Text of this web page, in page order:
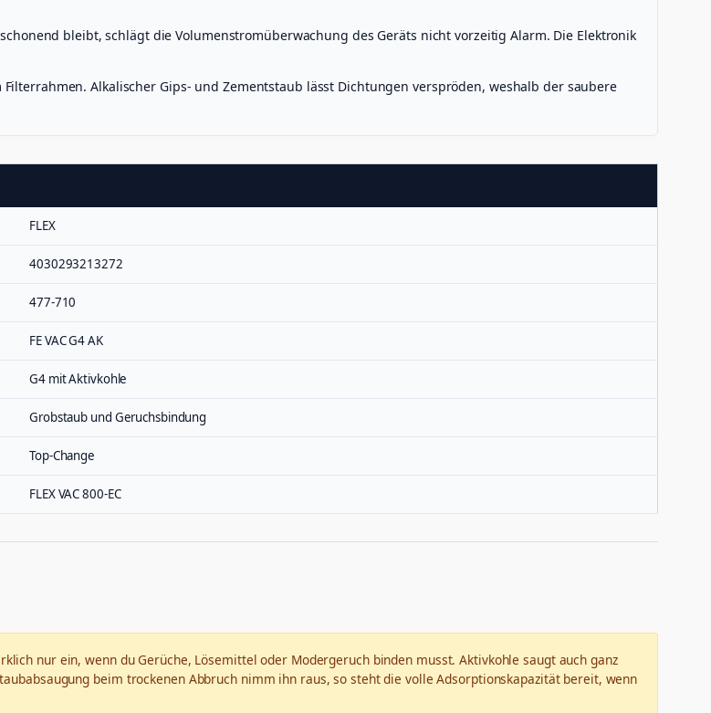
bleibt, schlägt die Volumenstromüberwachung des Geräts nicht vorzeitig Alarm. Die Elektronik
Alkalischer Gips- und Zementstaub lässt Dichtungen verspröden, weshalb der saubere
FLEX
4030293213272
477-710
FE VAC G4 AK
G4 mit Aktivkohle
Grobstaub und Geruchsbindung
Top-Change
FLEX VAC 800-EC
nur ein, wenn du Gerüche, Lösemittel oder Modergeruch binden musst. Aktivkohle saugt auch ganz
beim trockenen Abbruch nimm ihn raus, so steht die volle Adsorptionskapazität bereit, wenn